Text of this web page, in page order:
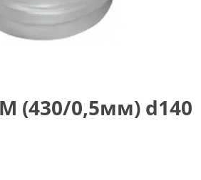
(430/0,5мм) d140